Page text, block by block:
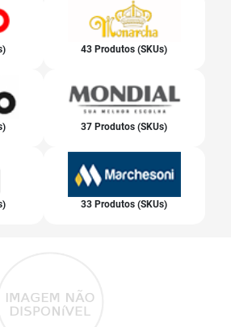
43 Produtos (SKUs)
37 Produtos (SKUs)
33 Produtos (SKUs)